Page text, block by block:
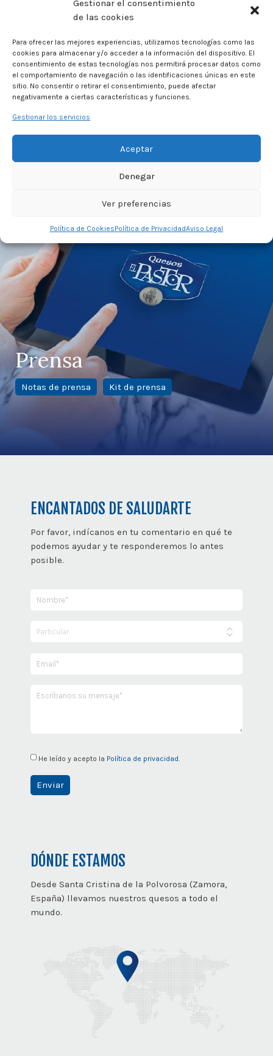
Gestionar el consentimiento
de las cookies
Para ofrecer las mejores experiencias, utilizamos tecnologías como las
cookies para almacenar y/o acceder a la información del dispositivo. El
consentimiento de estas tecnologías nos permitirá procesar datos como
el comportamiento de navegación o las identificaciones únicas en este
sitio. No consentir o retirar el consentimiento, puede afectar
negativamente a ciertas características y funciones.
Gestionar los servicios
Aceptar
Denegar
Ver preferencias
Política de CookiesPolítica de PrivacidadAviso Legal
Prensa
Notas de prensa Kit de prensa
ENCANTADOS DE SALUDARTE
Por favor, indícanos en tu comentario en qué te
podemos ayudar y te responderemos lo antes
posible.
requerido
requerido
requerido
He leído y acepto la Política de privacidad.
DÓNDE ESTAMOS
Desde Santa Cristina de la Polvorosa (Zamora,
España) llevamos nuestros quesos a todo el
mundo.